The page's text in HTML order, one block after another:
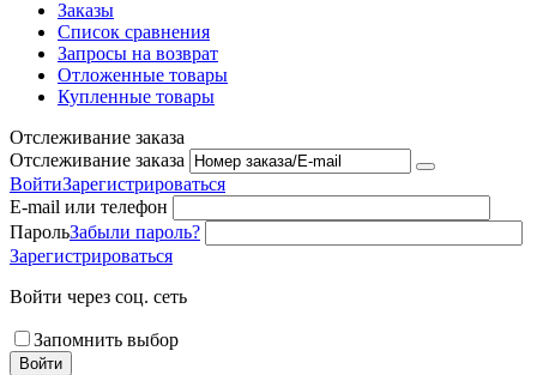
Заказы
Список сравнения
Запросы на возврат
Отложенные товары
Купленные товары
Отслеживание заказа
Отслеживание заказа
ВойтиЗарегистрироваться
E-mail или телефон
ПарольЗабыли пароль?
Зарегистрироваться
Войти через соц. сеть
Запомнить выбор
Войти